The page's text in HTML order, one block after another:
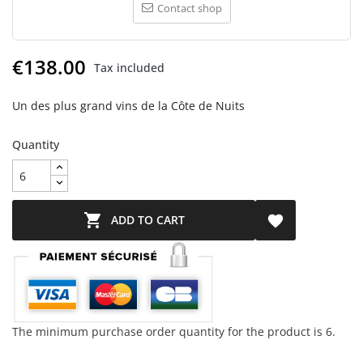
Contact shop
€138.00 Tax included
Un des plus grand vins de la Côte de Nuits
Quantity
 ADD TO CART 
The minimum purchase order quantity for the product is 6.